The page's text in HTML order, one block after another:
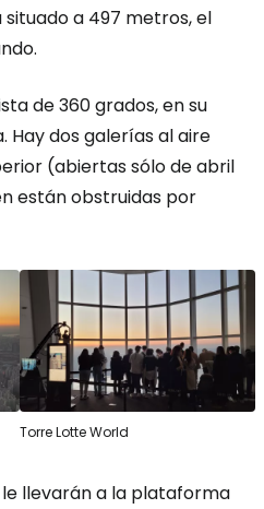
a 497 metros, el
de 360 grados, en su
dos galerías al aire
(abiertas sólo de abril
están obstruidas por
Torre Lotte World
llevarán a la plataforma